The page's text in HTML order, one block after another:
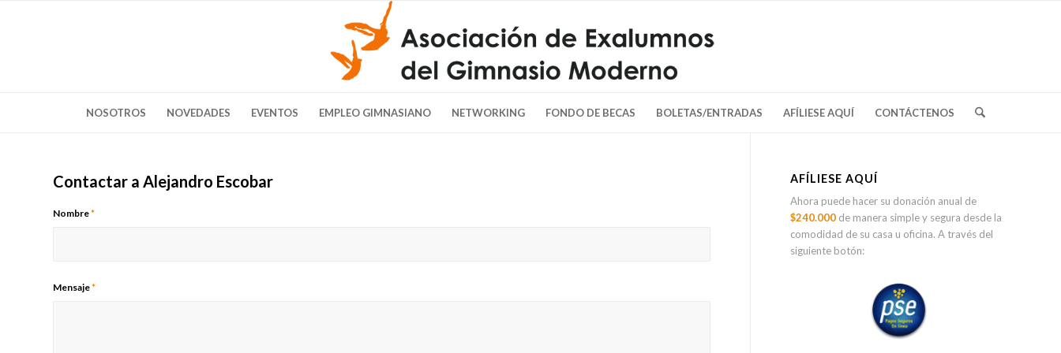
NOSOTROS NOVEDADES EVENTOS EMPLEO GIMNASIANO NETWORKING FONDO DE BECAS BOLETAS/ENTRADAS AFÍLIESE AQUÍ CONTÁCTENOS
Contactar a Alejandro Escobar
Nombre*
Mensaje*
AFÍLIESE AQUÍ
Ahora puede hacer su donación anual de
$240.000 de manera simple y segura desde la
comodidad de su casa u oficina. A través del
siguiente botón: